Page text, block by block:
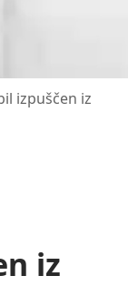
izpuščen iz
iz